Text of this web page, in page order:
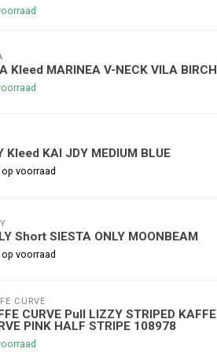
Kleed MARINEA V-NECK VILA BIRCH
Kleed KAI JDY MEDIUM BLUE
voorraad
Short SIESTA ONLY MOONBEAM
voorraad
CURVE
CURVE Pull LIZZY STRIPED KAFFE
PINK HALF STRIPE 108978
bestelling
van €45,00